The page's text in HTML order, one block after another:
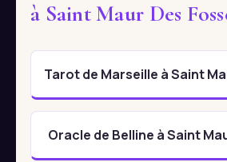
à Saint Maur Des
Tarot de Marseille à Saint
Oracle de Belline à Saint